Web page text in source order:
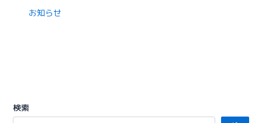
お知らせ
検索